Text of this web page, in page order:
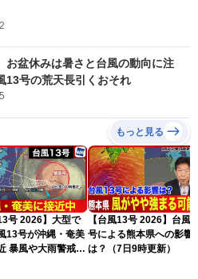
盆休みは暑さと台風の動向に注
号の荒天長引くおそれ
もっと見る
号 2026】大型で
13号が沖縄・奄美
暴風や大雨警戒
【台風13号 2026】台風
号による熊本県への影響
は？（7日9時更新）